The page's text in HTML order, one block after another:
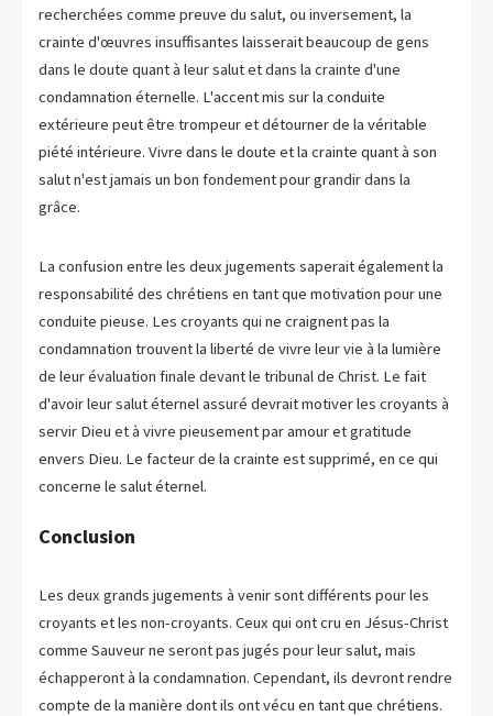
recherchées comme preuve du salut, ou inversement, la
crainte d'œuvres insuffisantes laisserait beaucoup de gens
dans le doute quant à leur salut et dans la crainte d'une
condamnation éternelle. L'accent mis sur la conduite
extérieure peut être trompeur et détourner de la véritable
piété intérieure. Vivre dans le doute et la crainte quant à son
salut n'est jamais un bon fondement pour grandir dans la
grâce.
La confusion entre les deux jugements saperait également la
responsabilité des chrétiens en tant que motivation pour une
conduite pieuse. Les croyants qui ne craignent pas la
condamnation trouvent la liberté de vivre leur vie à la lumière
de leur évaluation finale devant le tribunal de Christ. Le fait
d'avoir leur salut éternel assuré devrait motiver les croyants à
servir Dieu et à vivre pieusement par amour et gratitude
envers Dieu. Le facteur de la crainte est supprimé, en ce qui
concerne le salut éternel.
Conclusion
Les deux grands jugements à venir sont différents pour les
croyants et les non-croyants. Ceux qui ont cru en Jésus-Christ
comme Sauveur ne seront pas jugés pour leur salut, mais
échapperont à la condamnation. Cependant, ils devront rendre
compte de la manière dont ils ont vécu en tant que chrétiens.